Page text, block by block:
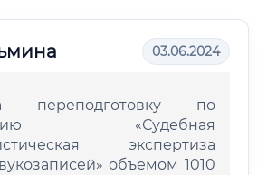
03.06.2024
переподготовку по
«Судебная
экспертиза
объемом 1010